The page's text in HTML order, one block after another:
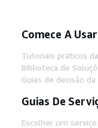
Comece A Usar
Tutoriais práticos
Biblioteca de
Guias de decisão da
Guias De
Escolher um